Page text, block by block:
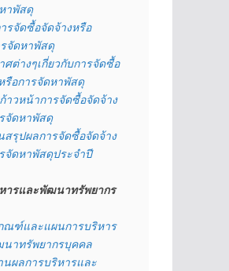
าพัสดุ
รจัดซื้อจัดจ้างหรือ
จัดหาพัสดุ
ศต่างๆเกี่ยวกับการจัดซื้อ
รือการจัดหาพัสดุ
าวหน้าการจัดซื้อจัดจ้าง
จัดหาพัสดุ
สรุปผลการจัดซื้อจัดจ้าง
จัดหาพัสดุประจำปี
ารและพัฒนาทรัพยากร
ณฑ์และแผนการบริหาร
าทรัพยากรบุคคล
นผลการบริหารและ